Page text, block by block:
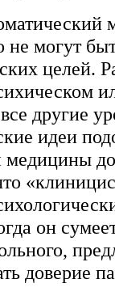
не могут
целей.
другие
идеи
медицины
он
доверие